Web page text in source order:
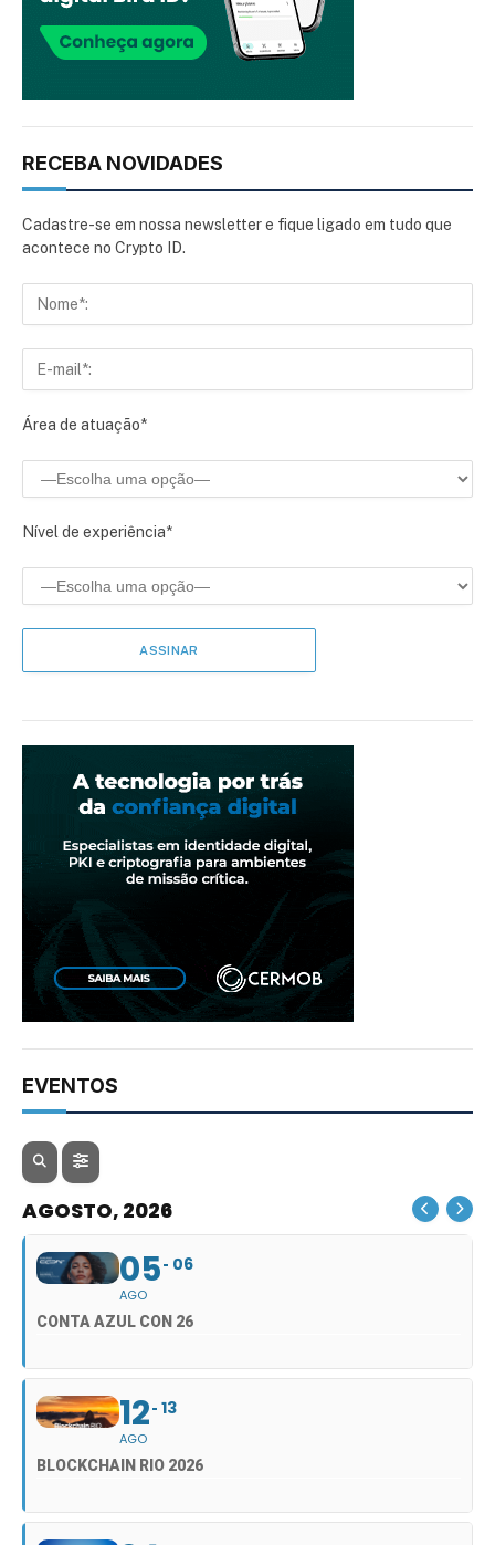
RECEBA NOVIDADES
Cadastre-se em nossa newsletter e fique ligado em tudo que
acontece no Crypto ID.
Área de atuação*
Nível de experiência*
EVENTOS
AGOSTO, 2026
05
AGO
06
CONTA AZUL CON 26
12
AGO
13
BLOCKCHAIN RIO 2026